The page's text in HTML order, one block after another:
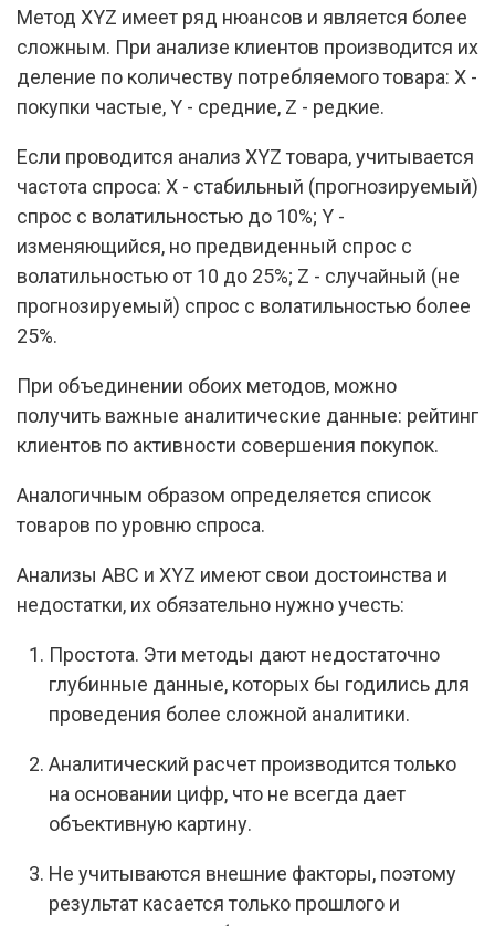
Метод XYZ имеет ряд нюансов и является более
сложным. При анализе клиентов производится их
деление по количеству потребляемого товара: Х -
покупки частые, Y - средние, Z - редкие.
Если проводится анализ XYZ товара, учитывается
частота спроса: Х - стабильный (прогнозируемый)
спрос с волатильностью до 10%; Y -
изменяющийся, но предвиденный спрос с
волатильностью от 10 до 25%; Z - случайный (не
прогнозируемый) спрос с волатильностью более
25%.
При объединении обоих методов, можно
получить важные аналитические данные: рейтинг
клиентов по активности совершения покупок.
Аналогичным образом определяется список
товаров по уровню спроса.
Анализы ABC и XYZ имеют свои достоинства и
недостатки, их обязательно нужно учесть:
Простота. Эти методы дают недостаточно
глубинные данные, которых бы годились для
проведения более сложной аналитики.
Аналитический расчет производится только
на основании цифр, что не всегда дает
объективную картину.
Не учитываются внешние факторы, поэтому
результат касается только прошлого и